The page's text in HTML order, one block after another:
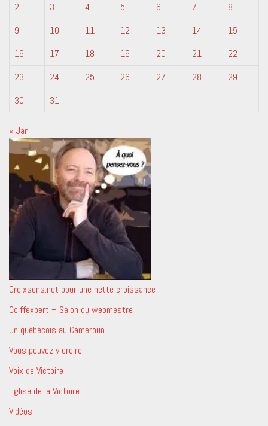
2
3 4 5 6 7
8
9
10 11 12 13 14
15
16
17 18 19 20 21
22
23
24 25 26 27 28
29
30
31
« Jan
Croixsens.net pour une nette croissance
Coiffexpert – Salon du webmestre
Un québécois au Cameroun
Vous pouvez y croire
Voix de Victoire
Eglise de la Victoire
Vidéos